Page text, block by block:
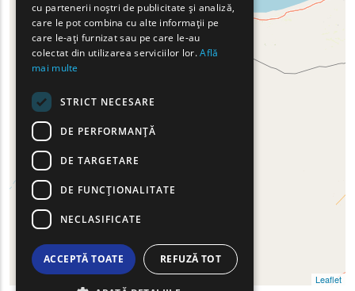
Leaflet
GERMAN
ROMANIAN
cu partenerii noștri de publicitate și analiză,
care le pot combina cu alte informații pe
care le-ați furnizat sau pe care le-au
colectat din utilizarea serviciilor lor.Află
mai multe
STRICT NECESARE
DE PERFORMANȚĂ
DE TARGETARE
DE FUNCŢIONALITATE
NECLASIFICATE
ACCEPTĂ TOATE REFUZĂ TOT